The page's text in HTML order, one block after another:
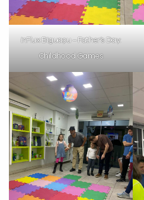
inFlux Biguaçu – Father’s Day:
Childhood Games